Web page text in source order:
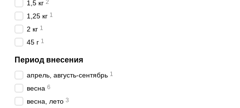
1,5 кг 2
1,25 кг 1
2 кг 1
45 г 1
Период внесения
апрель, августь-сентябрь 1
весна 6
весна, лето 3